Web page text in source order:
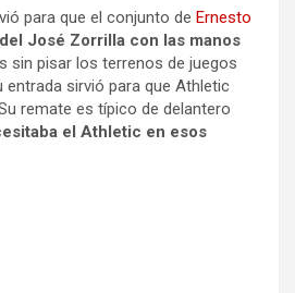
para que el conjunto de Ernesto
José Zorrilla con las manos
sin pisar los terrenos de juegos
entrada sirvió para que Athletic
remate es típico de delantero
el Athletic en esos